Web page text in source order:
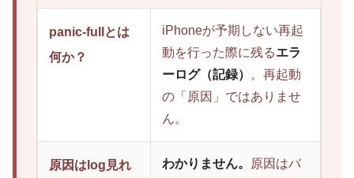
panic-fullとは
何か？
iPhoneが予期しない再起
動を行った際に残るエラ
ーログ（記録）
。再起動
の「原因」ではありませ
ん。
原因はlog見れ
わかりません。
原因はバ